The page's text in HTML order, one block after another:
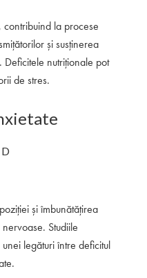
contribuind la procese
și susținerea
nutriționale pot
de stres.
și îmbunătățirea
Studiile
legături între deficitul